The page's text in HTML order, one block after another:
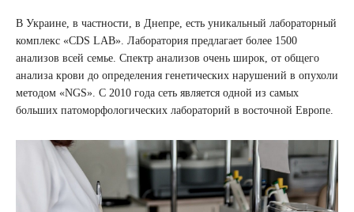
В Украине, в частности, в Днепре, есть уникальный лабораторный
комплекс «CDS LAB». Лаборатория предлагает более 1500
анализов всей семье. Спектр анализов очень широк, от общего
анализа крови до определения генетических нарушений в опухоли
методом «NGS». С 2010 года сеть является одной из самых
больших патоморфологических лабораторий в восточной Европе.